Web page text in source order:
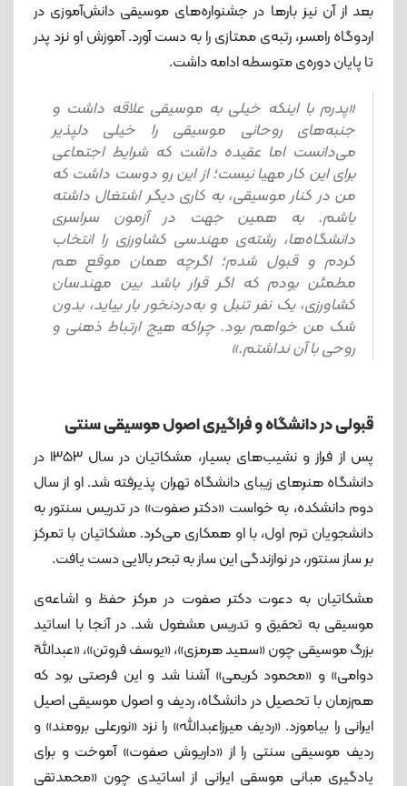
بعد از آن نیز بارها در جشنواره‌های موسیقی دانش‌آموزی در
اردوگاه رامسر، رتبه‌ی ممتازی را به دست آورد. آموزش او نزد پدر
تا پایان دوره‌ی متوسطه ادامه داشت.
«پدرم با اینکه خیلی به موسیقی علاقه داشت و
جنبه‌های روحانی موسیقی را خیلی دلپذیر
می‌دانست اما عقیده داشت که شرایط اجتماعی
برای این کار مهیا نیست؛ از این ‌رو دوست داشت که
من در کنار موسیقی، به کاری دیگر اشتغال داشته
باشم. به همین جهت در آزمون سراسری
دانشگاه‌ها، رشته‌ی مهندسی کشاورزی را انتخاب
کردم و قبول شدم؛ اگرچه همان موقع هم
مطمئن بودم که اگر قرار باشد بین مهندسان
کشاورزی، یک نفر تنبل و به‌دردنخور بار بیاید، بدون
شک من خواهم بود. چراکه هیچ ارتباط ذهنی و
روحی با آن نداشتم.»
قبولی در دانشگاه و فراگیری اصول موسیقی سنتی
پس از فراز و نشیب‌های بسیار، مشکاتیان در سال ۱۳۵۳ در
دانشگاه هنرهای زیبای دانشگاه تهران پذیرفته شد. او از سال
دوم دانشکده، به خواست «دکتر صفوت» در تدریس سنتور به
دانشجویان ترم اول، با او همکاری می‌کرد. مشکاتیان با تمرکز
بر ساز سنتور، در نوازندگی این ساز به تبحر بالایی دست یافت.
مشکاتیان به دعوت دکتر صفوت در مرکز حفظ و اشاعه‌ی
موسیقی به تحقیق و تدریس مشغول شد. در آنجا با اساتید
بزرگ موسیقی چون «سعید هرمزی»، «یوسف فروتن»، «عبداللّه
دوامی» و «محمود کریمی» آشنا شد و این فرصتی بود که
هم‌زمان با تحصیل در دانشگاه، ردیف و اصول موسیقی اصیل
ایرانی را بیاموزد. «ردیف میرزاعبدالله» را نزد «نورعلی برومند» و
ردیف موسیقی سنتی را از «داریوش صفوت» آموخت و برای
یادگیری مبانی موسقی ایرانی از اساتیدی چون «محمدتقی